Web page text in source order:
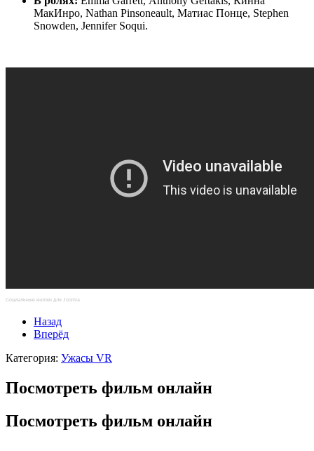
МакИнро, Nathan Pinsoneault, Матиас Понце, Stephen
Snowden, Jennifer Soqui.
Социальные кнопки для Joomla
Назад
Вперёд
Категория: Ужасы VR
Посмотреть фильм онлайн
Посмотреть фильм онлайн